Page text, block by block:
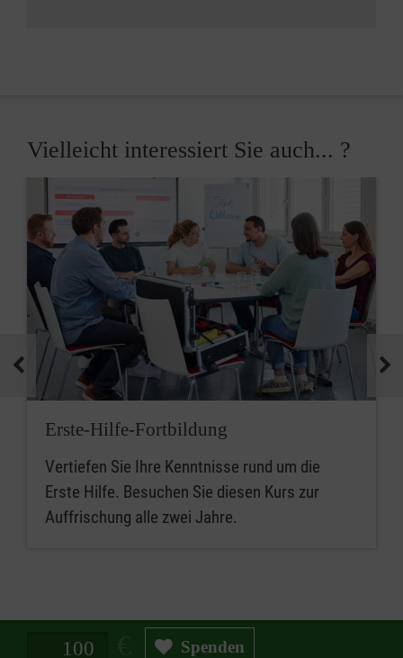
Vielleicht interessiert Sie auch... ?
Erste-Hilfe-Fortbildung
Vertiefen Sie Ihre Kenntnisse rund um die
Erste Hilfe. Besuchen Sie diesen Kurs zur
Auffrischung alle zwei Jahre.
Spendenbetrag in Euro Spenden